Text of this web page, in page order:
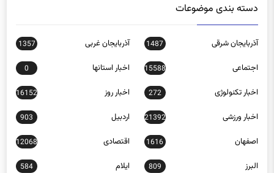
دسته بندی موضوعات
آذربایجان شرقی 1487 آذربایجان غربی 1357
اجتماعی 15588 اخبار استانها 0
اخبار تکنولوژی 272 اخبار روز 16152
اخبار ورزشی 21392 اردبیل 903
اصفهان 1616 اقتصادی 12068
البرز 809 ایلام 584